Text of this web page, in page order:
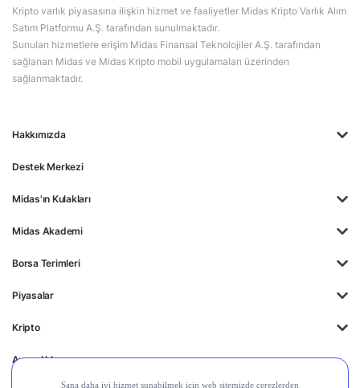
Hakkımızda
Destek Merkezi
Midas'ın Kulakları
Midas Akademi
Borsa Terimleri
Piyasalar
Kripto
Ayrıcalıklar
Kripto varlık piyasasına ilişkin hizmet ve faaliyetler Midas Kripto Varlık Alım
Satım Platformu A.Ş. tarafından sunulmaktadır.
Sunulan hizmetlere erişim Midas Finansal Teknolojiler A.Ş. tarafından
sağlanan Midas ve Midas Kripto mobil uygulamaları üzerinden
sağlanmaktadır.